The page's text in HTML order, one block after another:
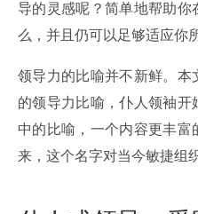
导的灵感呢？简单地帮助
么，并且仍可以足够适应你
领导力的比喻并不新鲜。本
的领导力比喻，仆人领袖
中的比喻，一个内容更丰
来，这个名字对当今敏捷组